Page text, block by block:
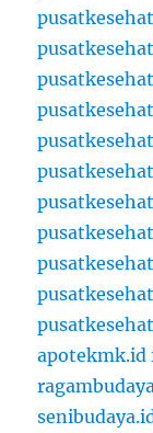
apotekmk.id